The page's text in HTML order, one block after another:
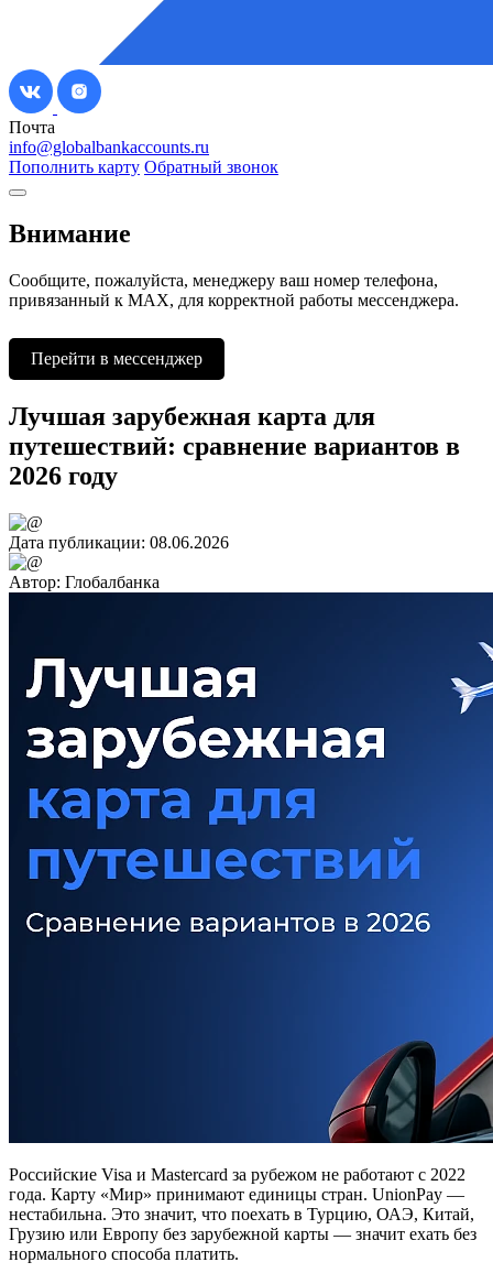
Почта
info@globalbankaccounts.ru
Пополнить карту Обратный звонок
Внимание
Сообщите, пожалуйста, менеджеру ваш номер телефона,
привязанный к МАХ, для корректной работы мессенджера.
Перейти в мессенджер
Лучшая зарубежная карта для
путешествий: сравнение вариантов в
2026 году
Дата публикации: 08.06.2026
Автор: Глобалбанка
Российские Visa и Mastercard за рубежом не работают с 2022
года. Карту «Мир» принимают единицы стран. UnionPay —
нестабильна. Это значит, что поехать в Турцию, ОАЭ, Китай,
Грузию или Европу без зарубежной карты — значит ехать без
нормального способа платить.